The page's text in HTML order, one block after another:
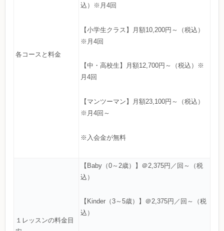
各コースと料金
込）※月4回
【小学生クラス】月額10,200円～（税込）
※月4回
【中・高校生】月額12,700円～（税込）※
月4回
【マンツーマン】月額23,100円～（税込）
※月4回～
※入会金が無料
１レッスンの料金目
【Baby（0～2歳）】＠2,375円／回～（税
込）
【Kinder（3～5歳）】＠2,375円／回～（税
込）